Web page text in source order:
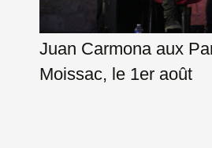
Juan Carmona aux
Moissac, le 1er août